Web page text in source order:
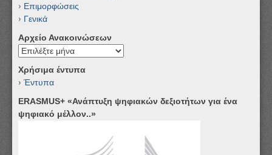
Επιμορφώσεις
Γενικά
Αρχείο Ανακοινώσεων
Αρχείο
Χρήσιμα έντυπα
Έντυπα
ERASMUS+ «Ανάπτυξη ψηφιακών δεξιοτήτων για ένα
ψηφιακό μέλλον..»